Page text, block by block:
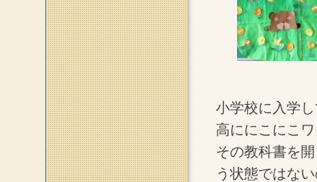
小学校に入学
高ににこにこ
その教科書を
う状態ではな